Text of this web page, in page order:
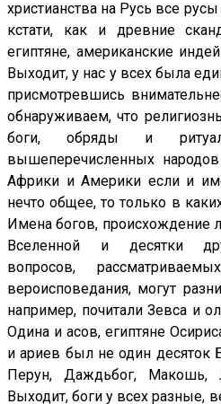
христианства на Русь все
кстати, как и древние
египтяне, американские
Выходит, у нас у всех была
присмотревшись
обнаруживаем, что
боги, обряды и
вышеперечисленных
Африки и Америки если и
нечто общее, то только в
Имена богов, происхождение
Вселенной и десятки
вопросов,
вероисповедания, могут
например, почитали Зевса и
Одина и асов, египтяне
и ариев был не один десяток
Перун, Даждьбог, Макошь,
Выходит, боги у всех разные,